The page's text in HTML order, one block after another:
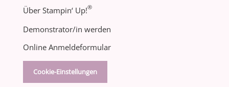
Über Stampin‘ Up!®
Demonstrator/in werden
Online Anmeldeformular
Cookie-Einstellungen